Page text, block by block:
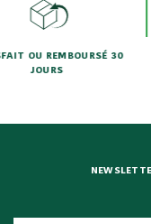
30
UN